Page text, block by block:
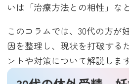
いは「治療方法との相性」な
このコラムでは、30代の方が
因を整理し、現状を打破する
ントや対策について解説します